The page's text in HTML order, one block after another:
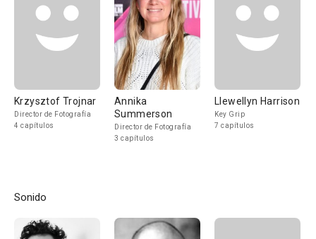
Krzysztof Trojnar
Director de Fotografía
4 capítulos
Annika
Summerson
Director de Fotografía
3 capítulos
Llewellyn Harrison
Key Grip
7 capítulos
Sonido